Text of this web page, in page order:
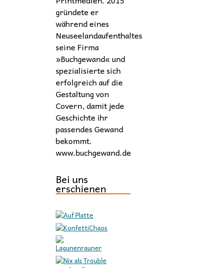
gründete er
während eines
Neuseelandaufenthaltes
seine Firma
»Buchgewand« und
spezialisierte sich
erfolgreich auf die
Gestaltung von
Covern, damit jede
Geschichte ihr
passendes Gewand
bekommt.
www.buchgewand.de
Bei uns
erschienen